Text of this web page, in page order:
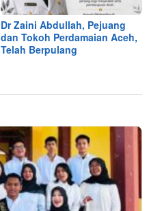
Dr Zaini Abdullah, Pejuang
dan Tokoh Perdamaian Aceh,
Telah Berpulang